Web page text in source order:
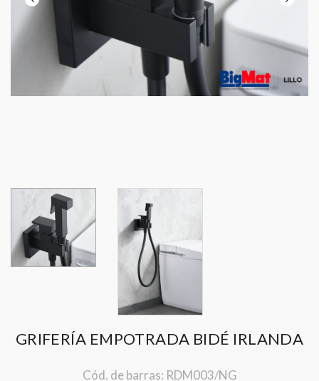
GRIFERÍA EMPOTRADA BIDÉ IRLANDA
Cód. de barras: RDM003/NG